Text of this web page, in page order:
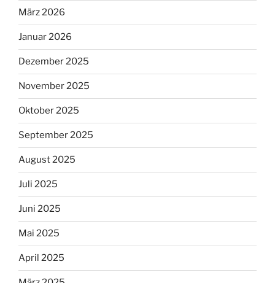
März 2026
Januar 2026
Dezember 2025
November 2025
Oktober 2025
September 2025
August 2025
Juli 2025
Juni 2025
Mai 2025
April 2025